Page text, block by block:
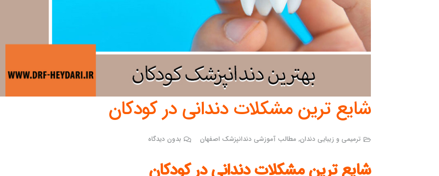
شایع ترین مشکلات دندانی در کودکان
ترمیمی و زیبایی دندان, مطالب آموزشی دندانپزشک اصفهان بدون دیدگاه
شایع ترین مشکلات دندانی در کودکان